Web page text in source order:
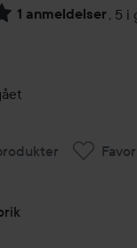
1 anmeldelser, 5 i
& kommentarer